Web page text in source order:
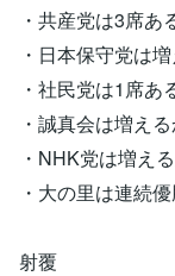
・共産党は3席
・日本保守党は
・社民党は1席
・誠真会は増え
・NHK党は増え
・大の里は連続
射覆